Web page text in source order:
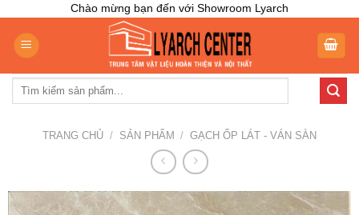
content
Chào mừng bạn đến với Showroom Lyarch
Tìm
TRANG CHỦ / SẢN PHẨM / GẠCH ỐP LÁT - VÁN SÀN